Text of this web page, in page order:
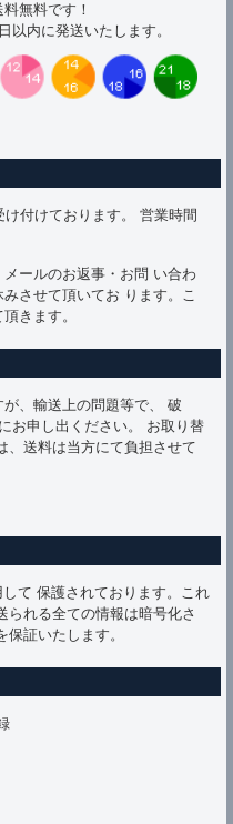
無料です！
以内に発送いたします。
付けております。 営業時間
ールのお返事・お問 い合わ
させて頂いてお ります。こ
きます。
、輸送上の問題等で、 破
にお申し出ください。 お取り替
、送料は当方にて負担させて
て 保護されております。これ
られる全ての情報は暗号化さ
証いたします。